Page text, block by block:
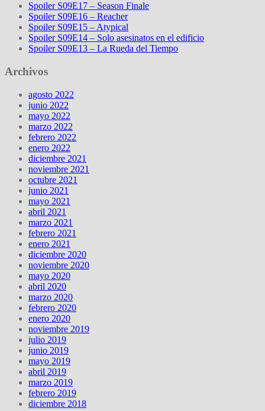
Spoiler S09E17 – Season Finale
Spoiler S09E16 – Reacher
Spoiler S09E15 – Atypical
Spoiler S09E14 – Solo asesinatos en el edificio
Spoiler S09E13 – La Rueda del Tiempo
Archivos
agosto 2022
junio 2022
mayo 2022
marzo 2022
febrero 2022
enero 2022
diciembre 2021
noviembre 2021
octubre 2021
junio 2021
mayo 2021
abril 2021
marzo 2021
febrero 2021
enero 2021
diciembre 2020
noviembre 2020
mayo 2020
abril 2020
marzo 2020
febrero 2020
enero 2020
noviembre 2019
julio 2019
junio 2019
mayo 2019
abril 2019
marzo 2019
febrero 2019
diciembre 2018